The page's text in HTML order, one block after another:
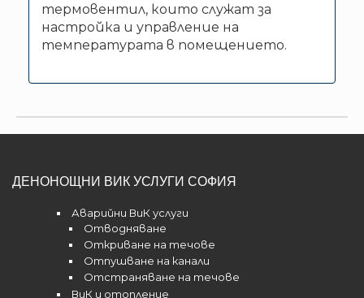
термовентил, които служат за
настройка и управление на
температурата в помещението.
ДЕНОНОЩНИ ВИК УСЛУГИ СОФИЯ
Аварийни ВиК услуги
Отводняване
Откриване на течове
Отпушване на канали
Отстраняване на течове
ВиК и отопление